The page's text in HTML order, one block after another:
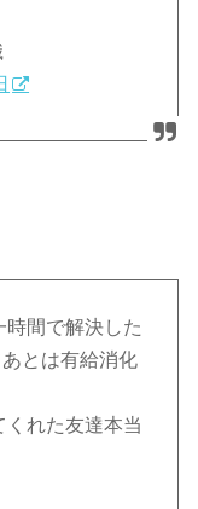
間で解決した
とは有給消化
れた友達本当